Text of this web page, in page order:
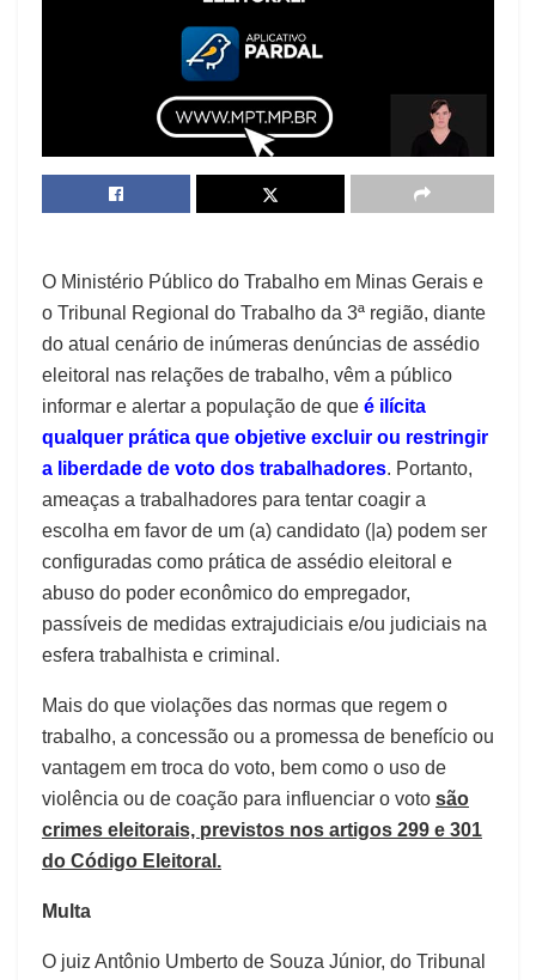
O Ministério Público do Trabalho em Minas Gerais e
o Tribunal Regional do Trabalho da 3ª região, diante
do atual cenário de inúmeras denúncias de assédio
eleitoral nas relações de trabalho, vêm a público
informar e alertar a população de que é ilícita
qualquer prática que objetive excluir ou restringir
a liberdade de voto dos trabalhadores. Portanto,
ameaças a trabalhadores para tentar coagir a
escolha em favor de um (a) candidato (|a) podem ser
configuradas como prática de assédio eleitoral e
abuso do poder econômico do empregador,
passíveis de medidas extrajudiciais e/ou judiciais na
esfera trabalhista e criminal.
Mais do que violações das normas que regem o
trabalho, a concessão ou a promessa de benefício ou
vantagem em troca do voto, bem como o uso de
violência ou de coação para influenciar o voto são
crimes eleitorais, previstos nos artigos 299 e 301
do Código Eleitoral.
Multa
O juiz Antônio Umberto de Souza Júnior, do Tribunal